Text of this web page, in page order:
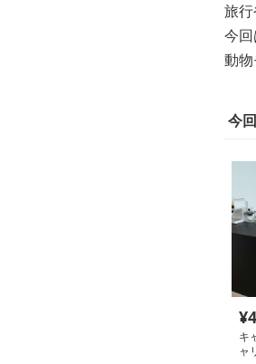
旅
今
動
今
¥
キ
ャ